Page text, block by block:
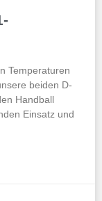
Temperaturen
beiden D-
Handball
Einsatz und